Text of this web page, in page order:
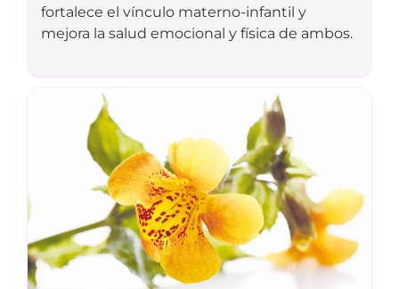
fortalece el vínculo materno-infantil y
mejora la salud emocional y física de ambos.